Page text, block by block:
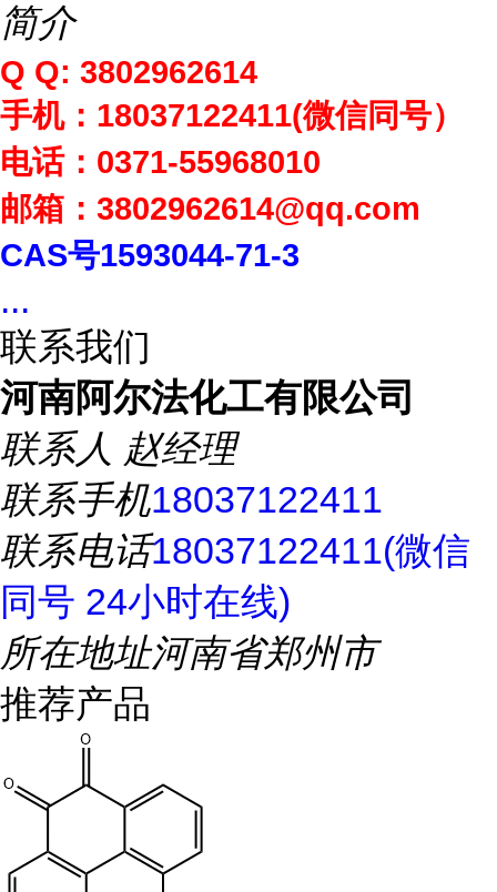
简介
Q Q: 3802962614
手机： 18037122411(微信同号）
电话： 0371-55968010
邮箱： 3802962614@qq.com
CAS号1593044-71-3
...
联系我们
河南阿尔法化工有限公司
联系人 赵经理
联系手机18037122411
联系电话18037122411(微信
同号 24小时在线)
所在地址河南省郑州市
推荐产品